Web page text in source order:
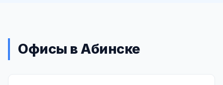
Офисы в Абинске